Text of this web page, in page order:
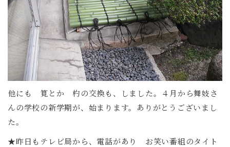
他にも 筧とか 杓の交換も、しました。４月から舞妓さ
んの学校の新学期が、始まります。ありがとうございまし
た。
★昨日もテレビ局から、電話があり お笑い番組のタイト